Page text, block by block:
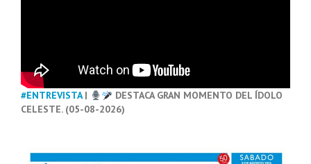
#ENTREVISTA|
DESTACA GRAN MOMENTO DEL ÍDOLO
CELESTE. (05-08-2026)